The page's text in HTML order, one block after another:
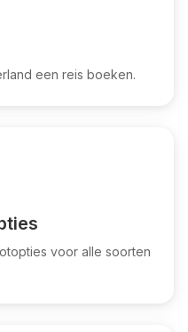
een reis boeken.
voor alle soorten